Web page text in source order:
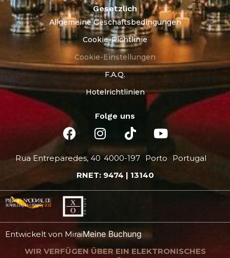
Gesetzlich
Allgemeine Geschäftsbedingungen
Cookie-Richtlinie
Cookie-Einstellungen
F.A.Q.
Hotelrichtlinien
Folge uns
Rua Entreparedes, 40 4000-197 Porto
Portugal
RNET: 9474 | 13140
Entwickelt von MiraiMeine Buchung
WIR VERFÜGEN ÜBER EIN ELEKTRONISCHES